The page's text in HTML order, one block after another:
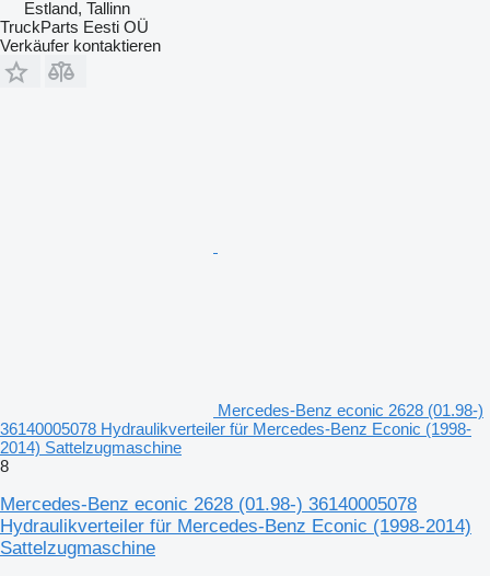
Estland, Tallinn
TruckParts Eesti OÜ
Verkäufer kontaktieren
Mercedes-Benz econic 2628 (01.98-)
36140005078 Hydraulikverteiler für Mercedes-Benz Econic (1998-
2014) Sattelzugmaschine
8
Mercedes-Benz econic 2628 (01.98-) 36140005078
Hydraulikverteiler für Mercedes-Benz Econic (1998-2014)
Sattelzugmaschine